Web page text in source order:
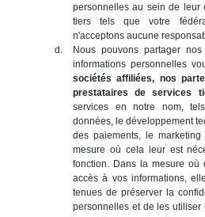
personnelles au sein de leur
tiers tels que votre
n'acceptons aucune
Nous pouvons partager
informations personnelles
sociétés affiliées, nos
prestataires de services
services en notre nom,
données, le développement
des paiements, le
mesure où cela leur est
fonction. Dans la mesure où
accès à vos informations,
tenues de préserver la
personnelles et de les